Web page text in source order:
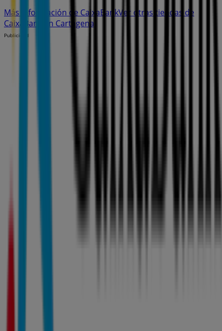
Más información de CaixaBankVer otras tiendas de
CaixaBank en Cartagena
Publicidad